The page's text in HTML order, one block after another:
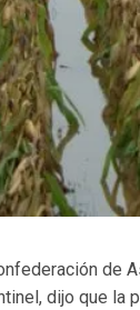
de
dijo que la